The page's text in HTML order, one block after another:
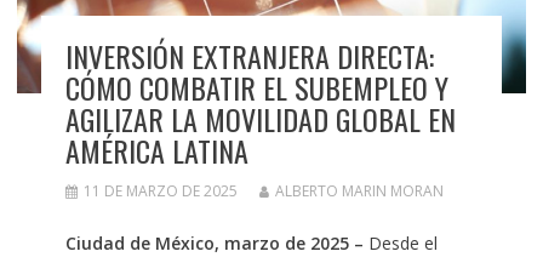
INVERSIÓN EXTRANJERA DIRECTA:
CÓMO COMBATIR EL SUBEMPLEO Y
AGILIZAR LA MOVILIDAD GLOBAL EN
AMÉRICA LATINA
11 DE MARZO DE 2025 ALBERTO MARIN MORAN
Ciudad de México, marzo de 2025 – Desde el